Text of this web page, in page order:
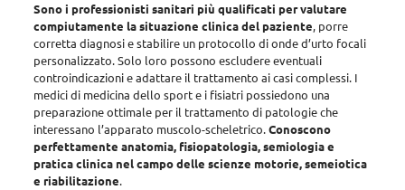
Sono i professionisti sanitari più qualificati per valutare
compiutamente la situazione clinica del paziente, porre
corretta diagnosi e stabilire un protocollo di onde d’urto focali
personalizzato.Solo loro possono escludere eventuali
controindicazioni e adattare il trattamento ai casi complessi. I
medici di medicina dello sport e i fisiatri possiedono una
preparazione ottimale per il trattamento di patologie che
interessano l’apparato muscolo-scheletrico.Conoscono
perfettamente anatomia, fisiopatologia, semiologia e
pratica clinica nel campo delle scienze motorie, semeiotica
e riabilitazione.